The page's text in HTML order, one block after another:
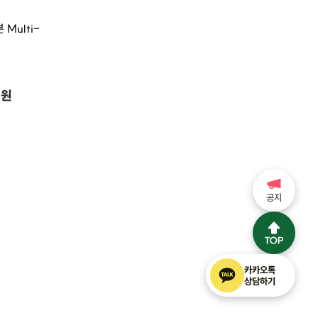
Multi-
공지
카카오톡
상담하기